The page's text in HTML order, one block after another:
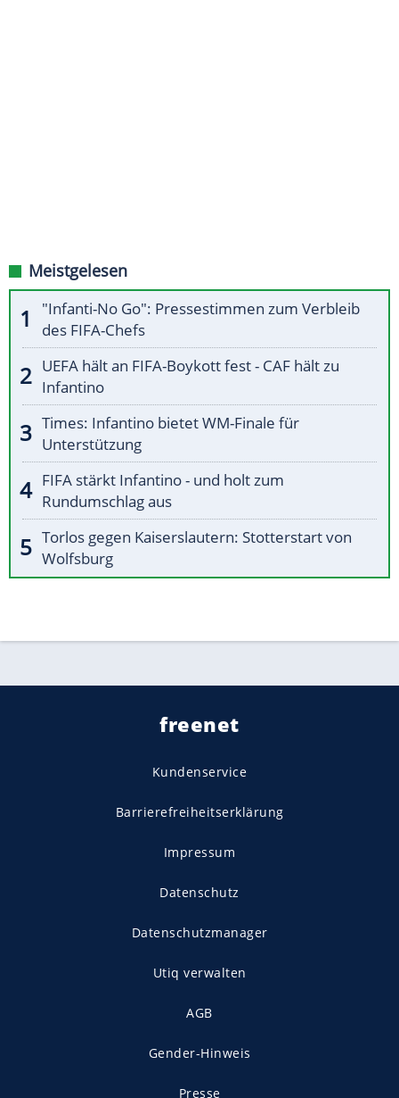
Meistgelesen
"Infanti-No Go": Pressestimmen zum Verbleib
des FIFA-Chefs
UEFA hält an FIFA-Boykott fest - CAF hält zu
Infantino
Times: Infantino bietet WM-Finale für
Unterstützung
FIFA stärkt Infantino - und holt zum
Rundumschlag aus
Torlos gegen Kaiserslautern: Stotterstart von
Wolfsburg
freenet
Kundenservice
Barrierefreiheitserklärung
Impressum
Datenschutz
Datenschutzmanager
Utiq verwalten
AGB
Gender-Hinweis
Presse